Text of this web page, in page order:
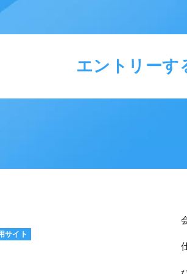
エントリーす
サイト